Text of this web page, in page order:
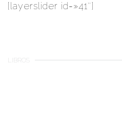
[layerslider id=»41″]
LIBROS